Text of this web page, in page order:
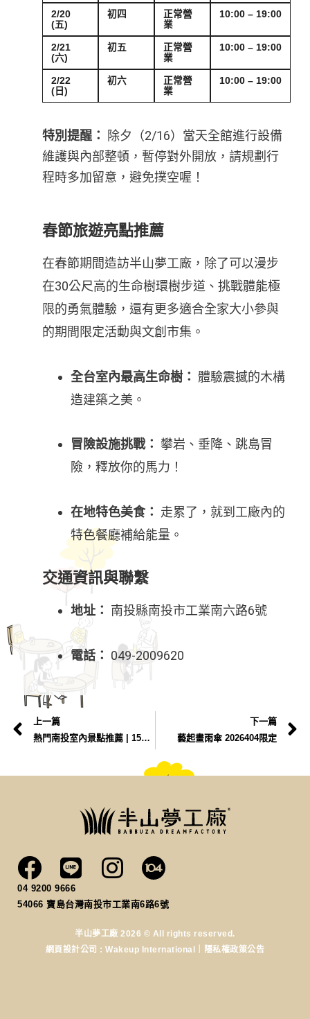
2/20
(五)
初四
正常營
業
10:00 – 19:00
2/21
(六)
初五
正常營
業
10:00 – 19:00
2/22
(日)
初六
正常營
業
10:00 – 19:00
特別提醒：
除夕（2/16）當天全館進行設備
維護與內部整頓，暫停對外開放，請規劃行
程時多加留意，避免撲空喔！
春節旅遊亮點推薦
在春節期間造訪半山夢工廠，除了可以漫步
在30公尺高的生命樹環樹步道、挑戰體能極
限的勇氣體驗，還有更多適合全家大小參與
的期間限定活動與文創市集。
全台室內最高生命樹： 體驗震撼的木構
造建築之美。
冒險設施挑戰： 攀岩、垂降、跳島冒
險，釋放你的馬力！
在地特色美食： 走累了，就到工廠內的
特色餐廳補給能量。
交通資訊與聯繫
地址： 南投縣南投市工業南六路6號
電話： 049-2009620
上一篇
熱門南投室內景點推薦 | 15個雨天備案與夏天避暑好去處！
下一篇
藝起畫雨傘 2026404限定
04 9200 9666
54066 寶島台灣南投市工業南6路6號
半山夢工廠 2026 © All rights reserved.
網頁設計公司 : Wakeup International｜ 隱私權政策公告